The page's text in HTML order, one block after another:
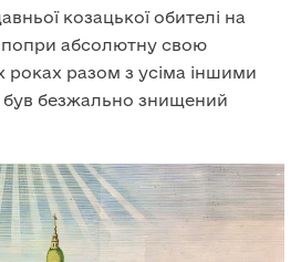
козацької обителі на
попри абсолютну свою
роках разом з усіма іншими
безжально знищений